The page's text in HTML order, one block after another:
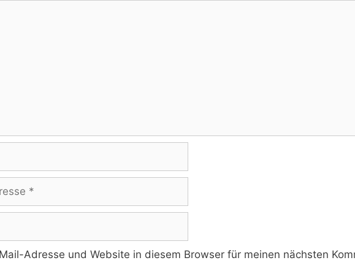
Adresse und Website in diesem Browser für meinen nächsten